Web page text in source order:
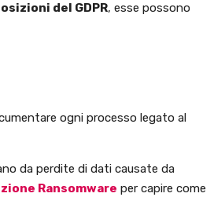
del GDPR, esse possono
ogni processo legato al
da perdite di dati causate da
Ransomware per capire come